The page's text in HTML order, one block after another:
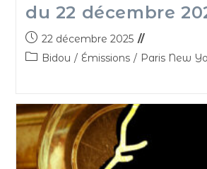
du 22 décembre
22 décembre 2025
Bidou / Émissions / Paris New